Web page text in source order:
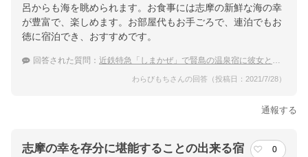
呂からも海を眺められます。お食事には志摩の新鮮な海の幸
が豊富で、楽しめます。お部屋代もお手ごろで、連泊でもお
徳に宿泊でき、おすすめです。
回答された質問： 近鉄特急「しまかぜ」で賢島の温泉宿に彼女と行きたいです。
わらびもちさんの回答（投稿日：2021/7/28）
通報する
志摩の幸を存分に堪能することの出来る宿 0